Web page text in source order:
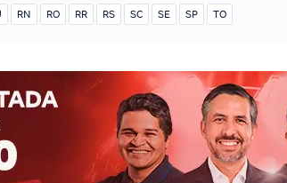
RN RO RR RS SC SE SP TO